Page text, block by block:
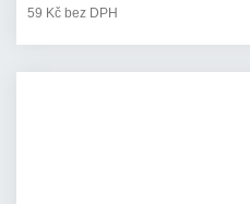
59 Kč bez DPH